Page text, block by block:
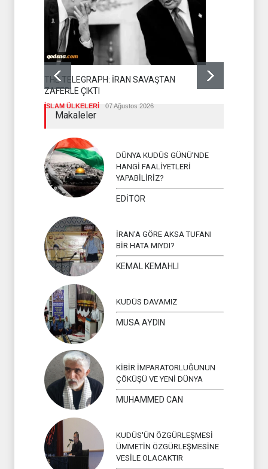
THE TELEGRAPH: İRAN SAVAŞTAN
ZAFERLE ÇIKTI
İSLAM ÜLKELERİ 07 Ağustos 2026
Makaleler
DÜNYA KUDÜS GÜNÜ’NDE
HANGİ FAALİYETLERİ
YAPABİLİRİZ?
EDİTÖR
İRAN'A GÖRE AKSA TUFANI
BİR HATA MIYDI?
KEMAL KEMAHLI
KUDÜS DAVAMIZ
MUSA AYDIN
KİBİR İMPARATORLUĞUNUN
ÇÖKÜŞÜ VE YENİ DÜNYA
MUHAMMED CAN
KUDÜS'ÜN ÖZGÜRLEŞMESİ
ÜMMETİN ÖZGÜRLEŞMESİNE
VESİLE OLACAKTIR